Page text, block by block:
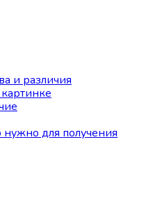
и различия
нужно для получения